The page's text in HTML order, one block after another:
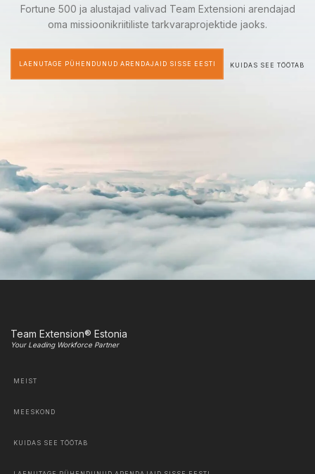
Fortune 500 ja alustajad valivad Team Extensioni arendajad
oma missioonikriitiliste tarkvaraprojektide jaoks.
LAENUTAGE PÜHENDUNUD ARENDAJAID SISSE EESTI KUIDAS SEE TÖÖTAB
Team Extension® Estonia
Your Leading Workforce Partner
MEIST
MEESKOND
KUIDAS SEE TÖÖTAB